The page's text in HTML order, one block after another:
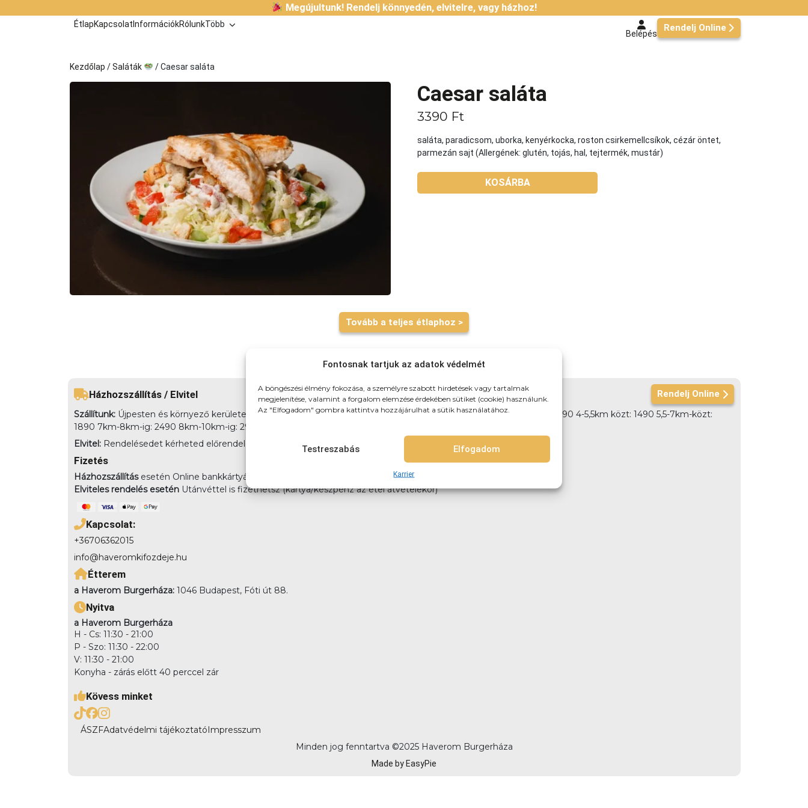
Fontosnak tartjuk az adatok védelmét
A böngészési élmény fokozása, a személyre szabott hirdetések vagy tartalmak
megjelenítése, valamint a forgalom elemzése érdekében sütiket (cookie) használunk.
Az "Elfogadom" gombra kattintva hozzájárulhat a sütik használatához.
Elfogadom
Testreszabás
Karrier
a
Megújultunk! Rendelj könnyedén, elvitelre, vagy házhoz!
ÉtlapKapcsolat InformációkRólunkTöbb
Belépés
Rendelj Online
Kezdőlap /Saláták / Caesar saláta
Caesar saláta
3390 Ft
saláta, paradicsom, uborka, kenyérkocka, roston csirkemellcsíkok, cézár öntet,
parmezán sajt (Allergének: glutén, tojás, hal, tejtermék, mustár)
KOSÁRBA
Tovább a teljes étlaphoz >
Házhozszállítás / Elvitel
Rendelj Online
Szállítunk: Újpesten és környező kerületekbe házhozszálítunk! 3km-es körzetben: 790Ft (teljes újpest) 3-4km-közt: 990 4-5,5km közt: 1490 5,5-7km-közt:
1890 7km-8km-ig: 2490 8km-10km-ig: 2990
Elvitel: Rendelésedet kérheted előrendeléssel elvitelre, vagy akár házhozszállítással is!
Fizetés
Házhozszállításesetén Online bankkártyával,
Elviteles rendelés esetén Utánvéttel is fizethetsz (kártya/készpénz az étel átvételekor)
Kapcsolat:
+36706362015
info@haveromkifozdeje.hu
Étterem
a Haverom Burgerháza: 1046 Budapest, Fóti út 88.
Nyitva
a Haverom Burgerháza
H - Cs: 11:30 - 21:00
P - Szo: 11:30 - 22:00
V: 11:30 - 21:00
Konyha - zárás előtt 40 perccel zár
Kövess minket
ÁSZFAdatvédelmi tájékoztató Impresszum
Minden jog fenntartva ©2025 Haverom Burgerháza
Made by EasyPie